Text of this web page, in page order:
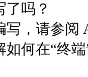
了吗？
，请参阅
何在“终